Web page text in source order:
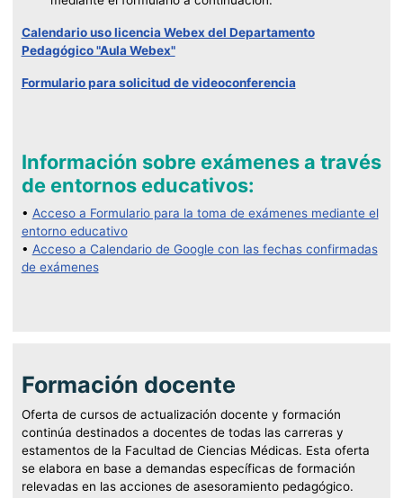
Calendario uso licencia Webex del Departamento
Pedagógico "Aula Webex"
Formulario para solicitud de videoconferencia
Información sobre exámenes a través
de entornos educativos:
• Acceso a Formulario para la toma de exámenes mediante el
entorno educativo
• Acceso a Calendario de Google con las fechas confirmadas
de exámenes
Formación docente
Oferta de cursos de actualización docente y formación
continúa destinados a docentes de todas las carreras y
estamentos de la Facultad de Ciencias Médicas. Esta oferta
se elabora en base a demandas específicas de formación
relevadas en las acciones de asesoramiento pedagógico.